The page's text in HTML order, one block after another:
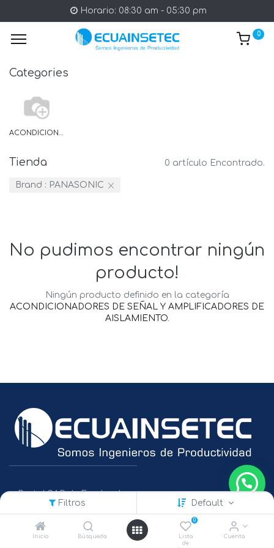
Filtros Default
Inicio Búsqueda
0
Lista
de
Cuenta
Horario: 08:30 am - 05:30 pm
0
Categories
ACONDICIONADOR DE SEÑAL
Tienda 0 artículo Encontrado.
Brand : PANASONIC
No pudimos encontrar ningún
producto!
Ningún producto definido en la categoría
ACONDICIONADORES DE SEÑAL Y AMPLIFICADORES DE
AISLAMIENTO.
Portal SAP de Empleados
Políticas de Protección de Datos